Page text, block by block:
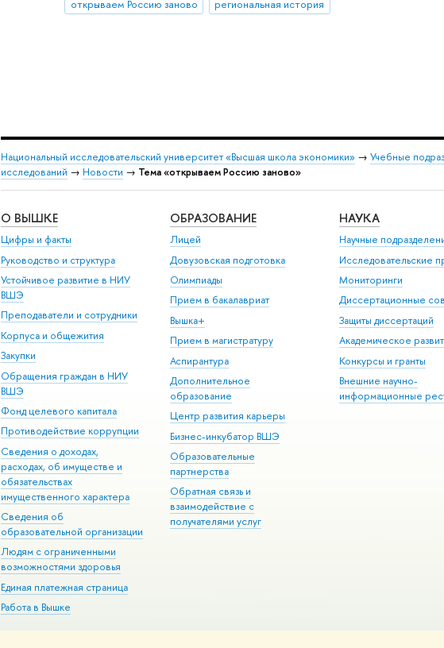
открываем Россию заново
региональная история
Национальный исследовательский университет «Высшая школа экономики» → Учебные
исследований → Новости → Тема «открываем Россию заново»
О ВЫШКЕ
Цифры и факты
Руководство и структура
Устойчивое развитие в НИУ
ВШЭ
Преподаватели и сотрудники
Корпуса и общежития
Закупки
Обращения граждан в НИУ
ВШЭ
Фонд целевого капитала
Противодействие коррупции
Сведения о доходах,
расходах, об имуществе и
обязательствах
имущественного характера
Сведения об
образовательной организации
Людям с ограниченными
возможностями здоровья
Единая платежная страница
Работа в Вышке
ОБРАЗОВАНИЕ
Лицей
Довузовская подготовка
Олимпиады
Прием в бакалавриат
Вышка+
Прием в магистратуру
Аспирантура
Дополнительное
образование
Центр развития карьеры
Бизнес-инкубатор ВШЭ
Образовательные
партнерства
Обратная связь и
взаимодействие с
получателями услуг
НАУКА
Научные
Исследовательские
Мониторинги
Диссертационные
Защиты диссертаций
Академическое
Конкурсы и гранты
Внешние научно-
информационные